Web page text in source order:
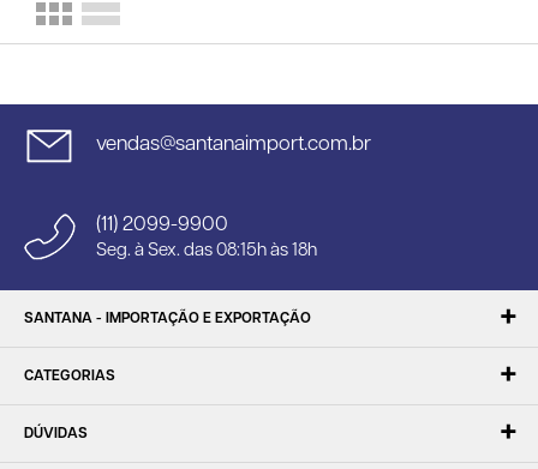
vendas@santanaimport.com.br
(11) 2099-9900
Seg. à Sex. das 08:15h às 18h
SANTANA - IMPORTAÇÃO E EXPORTAÇÃO
CATEGORIAS
DÚVIDAS